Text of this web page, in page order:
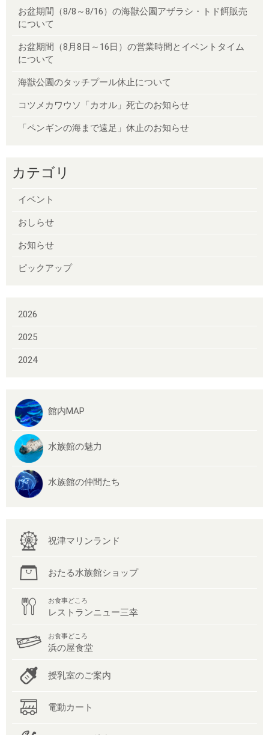
お盆期間（8/8～8/16）の海獣公園アザラシ・トド餌販売
について
お盆期間（8月8日～16日）の営業時間とイベントタイム
について
海獣公園のタッチプール休止について
コツメカワウソ「カオル」死亡のお知らせ
「ペンギンの海まで遠足」休止のお知らせ
カテゴリ
イベント
おしらせ
お知らせ
ピックアップ
2026
2025
2024
館内MAP
水族館の魅力
水族館の仲間たち
祝津マリンランド
おたる水族館ショップ
お食事どころ
レストランニュー三幸
お食事どころ
浜の屋食堂
授乳室のご案内
電動カート